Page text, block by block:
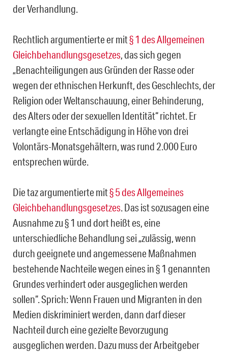
der Verhandlung.
Rechtlich argumentierte er mit§ 1 des Allgemeinen
Gleichbehandlungsgesetzes, das sich gegen
„Benachteiligungen aus Gründen der Rasse oder
wegen der ethnischen Herkunft, des Geschlechts, der
Religion oder Weltanschauung, einer Behinderung,
des Alters oder der sexuellen Identität“ richtet. Er
verlangte eine Entschädigung in Höhe von drei
Volontärs-Monatsgehältern, was rund 2.000 Euro
entsprechen würde.
Die taz argumentierte mit§ 5 des Allgemeines
Gleichbehandlungsgesetzes. Das ist sozusagen eine
Ausnahme zu § 1 und dort heißt es, eine
unterschiedliche Behandlung sei „zulässig, wenn
durch geeignete und angemessene Maßnahmen
bestehende Nachteile wegen eines in § 1 genannten
Grundes verhindert oder ausgeglichen werden
sollen“. Sprich: Wenn Frauen und Migranten in den
Medien diskriminiert werden, dann darf dieser
Nachteil durch eine gezielte Bevorzugung
ausgeglichen werden. Dazu muss der Arbeitgeber